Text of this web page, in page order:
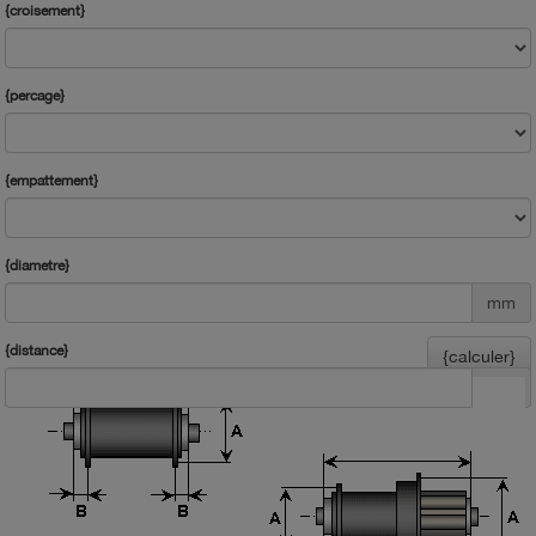
{croisement}
{percage}
{empattement}
{diametre}
mm
{distance} {calculer}